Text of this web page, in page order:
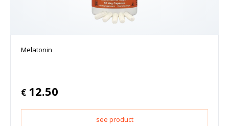
Melatonin
€ 12.50
see product